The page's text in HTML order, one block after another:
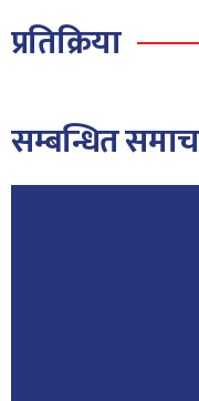
प्रतिक्रिया
सम्बन्धित